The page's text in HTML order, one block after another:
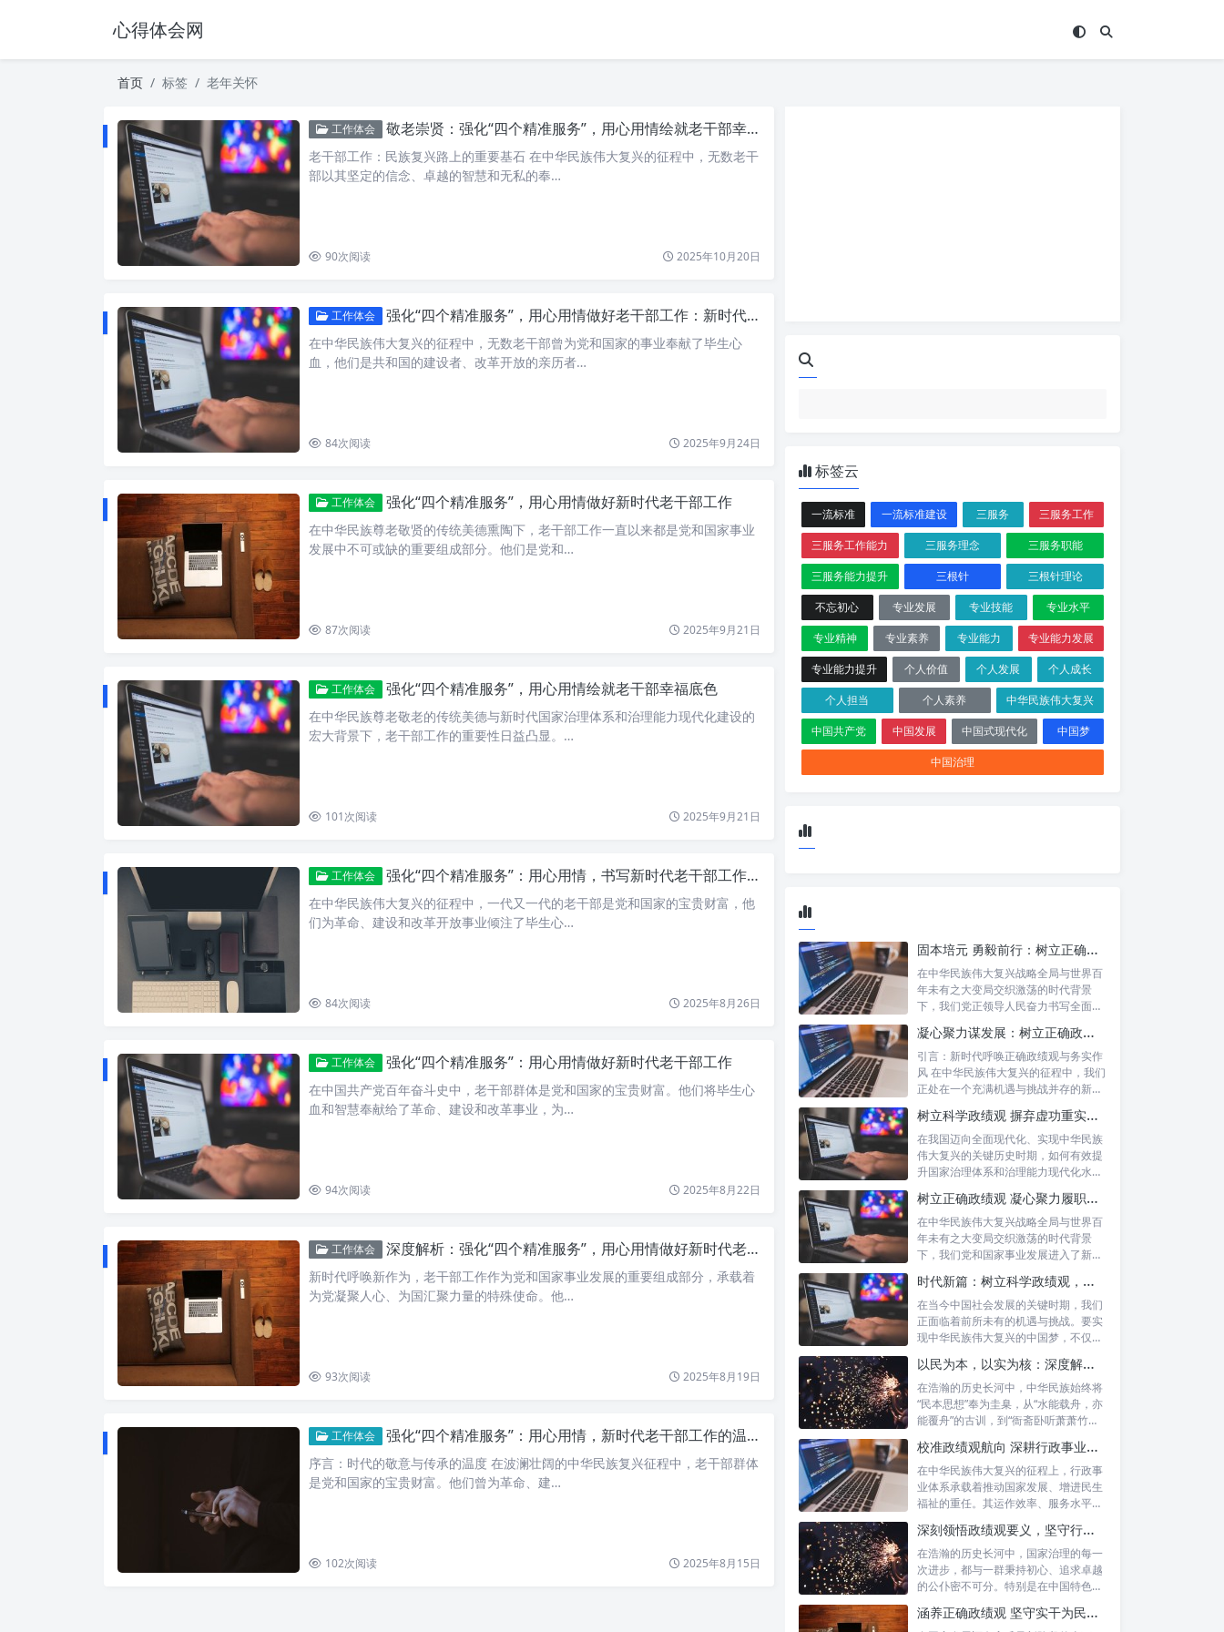
心得体会网
首页 标签 老年关怀
工作体会 敬老崇贤：强化“四个精准服务”，用心用情绘就老干部幸福晚年
老干部工作：民族复兴路上的重要基石 在中华民族伟大复兴的征程中，无数老干
部以其坚定的信念、卓越的智慧和无私的奉…
90次阅读 2025年10月20日
工作体会 强化“四个精准服务”，用心用情做好老干部工作：新时代背景下的深度实践与温度关怀
在中华民族伟大复兴的征程中，无数老干部曾为党和国家的事业奉献了毕生心
血，他们是共和国的建设者、改革开放的亲历者…
84次阅读 2025年9月24日
工作体会 强化“四个精准服务”，用心用情做好新时代老干部工作
在中华民族尊老敬贤的传统美德熏陶下，老干部工作一直以来都是党和国家事业
发展中不可或缺的重要组成部分。他们是党和…
87次阅读 2025年9月21日
工作体会 强化“四个精准服务”，用心用情绘就老干部幸福底色
在中华民族尊老敬老的传统美德与新时代国家治理体系和治理能力现代化建设的
宏大背景下，老干部工作的重要性日益凸显。…
101次阅读 2025年9月21日
工作体会 强化“四个精准服务”：用心用情，书写新时代老干部工作的温暖篇章
在中华民族伟大复兴的征程中，一代又一代的老干部是党和国家的宝贵财富，他
们为革命、建设和改革开放事业倾注了毕生心…
84次阅读 2025年8月26日
工作体会 强化“四个精准服务”：用心用情做好新时代老干部工作
在中国共产党百年奋斗史中，老干部群体是党和国家的宝贵财富。他们将毕生心
血和智慧奉献给了革命、建设和改革事业，为…
94次阅读 2025年8月22日
工作体会 深度解析：强化“四个精准服务”，用心用情做好新时代老干部工作
新时代呼唤新作为，老干部工作作为党和国家事业发展的重要组成部分，承载着
为党凝聚人心、为国汇聚力量的特殊使命。他…
93次阅读 2025年8月19日
工作体会 强化“四个精准服务”：用心用情，新时代老干部工作的温暖与智慧
序言：时代的敬意与传承的温度 在波澜壮阔的中华民族复兴征程中，老干部群体
是党和国家的宝贵财富。他们曾为革命、建…
102次阅读 2025年8月15日
标签云
一流标准 一流标准建设 三服务
三服务工作
三服务工作能力
三服务理念
三服务职能
三服务能力提升
三根针
三根针理论
不忘初心
专业发展 专业技能
专业水平
专业精神
专业素养 专业能力
专业能力发展
专业能力提升
个人价值 个人发展
个人成长
个人担当
个人素养
中华民族伟大复兴
中国共产党
中国发展 中国式现代化
中国梦
中国治理
固本培元 勇毅前行：树立正确政绩观，坚守初心勇担当的时代命题与实践方略
在中华民族伟大复兴战略全局与世界百
年未有之大变局交织激荡的时代背景
下，我们党正领导人民奋力书写全面建
凝心聚力谋发展：树立正确政绩理念，锤炼务实工作作风
引言：新时代呼唤正确政绩观与务实作
风 在中华民族伟大复兴的征程中，我们
正处在一个充满机遇与挑战并存的新时
树立科学政绩观 摒弃虚功重实绩：迈向高质量发展的必由之路
在我国迈向全面现代化、实现中华民族
伟大复兴的关键历史时期，如何有效提
升国家治理体系和治理能力现代化水
树立正确政绩观 凝心聚力履职尽责：新时代干事创业的根本遵循
在中华民族伟大复兴战略全局与世界百
年未有之大变局交织激荡的时代背景
下，我们党和国家事业发展进入了新的
时代新篇：树立科学政绩观，摒弃虚功重实绩，迈向高质量发展
在当今中国社会发展的关键时期，我们
正面临着前所未有的机遇与挑战。要实
现中华民族伟大复兴的中国梦，不仅需
以民为本，以实为核：深度解析坚守为民初心与正确政绩观念的融合路径
在浩瀚的历史长河中，中华民族始终将
“民本思想”奉为圭臬，从“水能载舟，亦
能覆舟”的古训，到“衙斋卧听萧萧竹，
校准政绩观航向 深耕行政事业本职：新时代高质量发展的核心密码
在中华民族伟大复兴的征程上，行政事
业体系承载着推动国家发展、增进民生
福祉的重任。其运作效率、服务水平乃
深刻领悟政绩观要义，坚守行政事业初心：新时代公仆的使命与担当
在浩瀚的历史长河中，国家治理的每一
次进步，都与一群秉持初心、追求卓越
的公仆密不可分。特别是在中国特色社
涵养正确政绩观 坚守实干为民情怀：新时代干部成长的双重基石